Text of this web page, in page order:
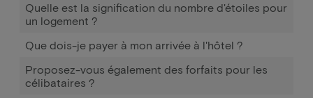
Quelle est la signification du nombre d'étoiles pour
un logement ?
Que dois-je payer à mon arrivée à l'hôtel ?
Proposez-vous également des forfaits pour les
célibataires ?